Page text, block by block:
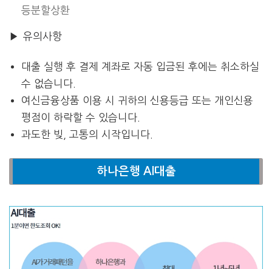
등분할상환
▶ 유의사항
대출 실행 후 결제 계좌로 자동 입금된 후에는 취소하실
수 없습니다.
여신금융상품 이용 시 귀하의 신용등급 또는 개인신용
평점이 하락할 수 있습니다.
과도한 빚, 고통의 시작입니다.
하나은행 AI대출